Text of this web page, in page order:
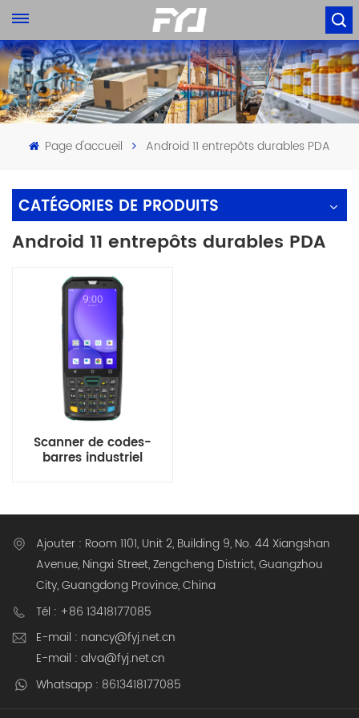
Page d'accueil Android 11 entrepôts durables PDA
CATÉGORIES DE PRODUITS
Android 11 entrepôts durables PDA
Scanner de codes-
barres industriel
Ajouter : Room 1101, Unit 2, Building 9, No. 44 Xiangshan
Avenue, Ningxi Street, Zengcheng District, Guangzhou
City, Guangdong Province, China
Tél : +86 13418177085
E-mail : nancy@fyj.net.cn
E-mail : alva@fyj.net.cn
Whatsapp : 8613418177085